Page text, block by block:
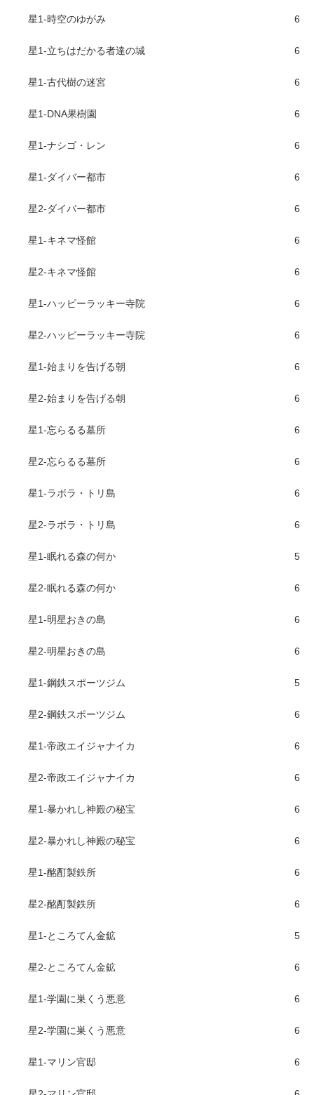
星1-時空のゆがみ 6
星1-立ちはだかる者達の城 6
星1-古代樹の迷宮 6
星1-DNA果樹園 6
星1-ナシゴ・レン 6
星1-ダイバー都市 6
星2-ダイバー都市 6
星1-キネマ怪館 6
星2-キネマ怪館 6
星1-ハッピーラッキー寺院 6
星2-ハッピーラッキー寺院 6
星1-始まりを告げる朝 6
星2-始まりを告げる朝 6
星1-忘らるる墓所 6
星2-忘らるる墓所 6
星1-ラボラ・トリ島 6
星2-ラボラ・トリ島 6
星1-眠れる森の何か 5
星2-眠れる森の何か 6
星1-明星おきの島 6
星2-明星おきの島 6
星1-鋼鉄スポーツジム 5
星2-鋼鉄スポーツジム 6
星1-帝政エイジャナイカ 6
星2-帝政エイジャナイカ 6
星1-暴かれし神殿の秘宝 6
星2-暴かれし神殿の秘宝 6
星1-酩酊製鉄所 6
星2-酩酊製鉄所 6
星1-ところてん金鉱 5
星2-ところてん金鉱 6
星1-学園に巣くう悪意 6
星2-学園に巣くう悪意 6
星1-マリン官邸 6